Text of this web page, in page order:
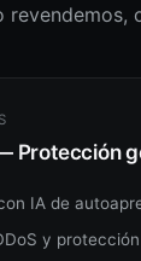
revendemos,
Protección
IA de
y